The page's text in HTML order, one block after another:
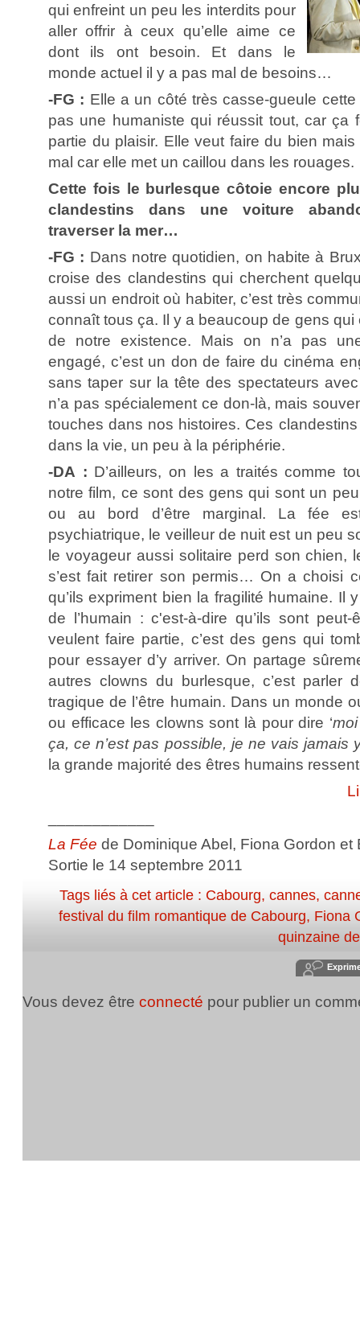
qui enfreint un peu les interdits pour
aller offrir à ceux qu’elle aime ce
dont ils ont besoin. Et dans le
monde actuel il y a pas mal de besoins…
-FG : Elle a un côté très casse-gueule cette
pas une humaniste qui réussit tout, car ça
partie du plaisir. Elle veut faire du bien
mal car elle met un caillou dans les rouages.
Cette fois le burlesque côtoie encore
clandestins dans une voiture
traverser la mer…
-FG : Dans notre quotidien, on habite à
croise des clandestins qui cherchent
aussi un endroit où habiter, c’est très
connaît tous ça. Il y a beaucoup de gens qui
de notre existence. Mais on n’a pas
engagé, c’est un don de faire du cinéma
sans taper sur la tête des spectateurs
n’a pas spécialement ce don-là, mais
touches dans nos histoires. Ces
dans la vie, un peu à la périphérie.
-DA : D’ailleurs, on les a traités comme
notre film, ce sont des gens qui sont un
ou au bord d’être marginal. La fée
psychiatrique, le veilleur de nuit est un peu
le voyageur aussi solitaire perd son chien,
s’est fait retirer son permis… On a choisi
qu’ils expriment bien la fragilité humaine. Il
de l’humain : c'est-à-dire qu’ils sont
veulent faire partie, c’est des gens qui
pour essayer d’y arriver. On partage
autres clowns du burlesque, c’est parler
tragique de l’être humain. Dans un monde
ou efficace les clowns sont là pour dire ‘
ça, ce n’est pas possible, je ne vais jamais
la grande majorité des êtres humains
La Fée de Dominique Abel, Fiona Gordon et
Sortie le 14 septembre 2011
Tags liés à cet article : Cabourg, cannes,
festival du film romantique de Cabourg, Fiona
quinzaine
Vous devez être connecté pour publier un